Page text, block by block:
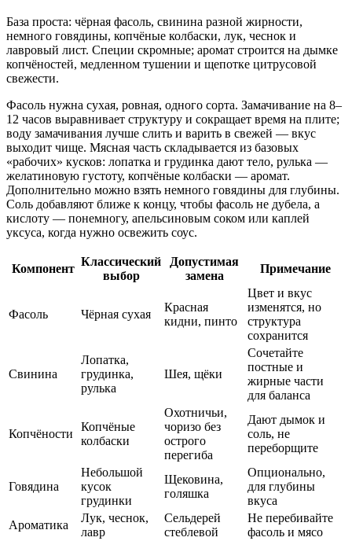
База проста: чёрная фасоль, свинина разной жирности,
немного говядины, копчёные колбаски, лук, чеснок и
лавровый лист. Специи скромные; аромат строится на дымке
копчёностей, медленном тушении и щепотке цитрусовой
свежести.
Фасоль нужна сухая, ровная, одного сорта. Замачивание на 8–
12 часов выравнивает структуру и сокращает время на плите;
воду замачивания лучше слить и варить в свежей — вкус
выходит чище. Мясная часть складывается из базовых
«рабочих» кусков: лопатка и грудинка дают тело, рулька —
желатиновую густоту, копчёные колбаски — аромат.
Дополнительно можно взять немного говядины для глубины.
Соль добавляют ближе к концу, чтобы фасоль не дубела, а
кислоту — понемногу, апельсиновым соком или каплей
уксуса, когда нужно освежить соус.
Компонент
Классический
выбор
Допустимая
замена
Примечание
Фасоль Чёрная сухая
Красная
кидни, пинто
Цвет и вкус
изменятся, но
структура
сохранится
Свинина
Лопатка,
грудинка,
рулька
Шея, щёки
Сочетайте
постные и
жирные части
для баланса
Копчёности
Копчёные
колбаски
Охотничьи,
чоризо без
острого
перегиба
Дают дымок и
соль, не
переборщите
Говядина
Небольшой
кусок
грудинки
Щековина,
голяшка
Опционально,
для глубины
вкуса
Ароматика
Лук, чеснок,
лавр
Сельдерей
стеблевой
Не перебивайте
фасоль и мясо